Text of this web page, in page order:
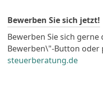
Bewerben Sie sich jetzt!
Bewerben Sie sich
Bewerben\"-Button oder
steuerberatung.de